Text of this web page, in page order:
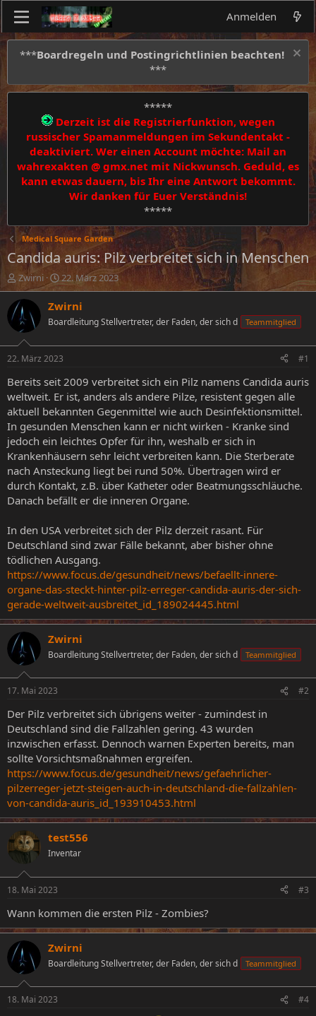
Anmelden
***Boardregeln und Postingrichtlinien beachten!
***
*****
Derzeit ist die Registrierfunktion, wegen
russischer Spamanmeldungen im Sekundentakt -
deaktiviert. Wer einen Account möchte: Mail an
wahrexakten @ gmx.net mit Nickwunsch. Geduld, es
kann etwas dauern, bis Ihr eine Antwort bekommt.
Wir danken für Euer Verständnis!
*****
Medical Square Garden
Candida auris: Pilz verbreitet sich in Menschen
E
r
s
t
e
l
e
r
Zwirni
E
r
s
e
l
t
a
m
22. März 2023
Zwirni
Boardleitung Stellvertreter, der Faden, der sich d Teammitglied
22. März 2023 #1
Bereits seit 2009 verbreitet sich ein Pilz namens Candida auris
weltweit. Er ist, anders als andere Pilze, resistent gegen alle
aktuell bekannten Gegenmittel wie auch Desinfektionsmittel.
In gesunden Menschen kann er nicht wirken - Kranke sind
jedoch ein leichtes Opfer für ihn, weshalb er sich in
Krankenhäusern sehr leicht verbreiten kann. Die Sterberate
nach Ansteckung liegt bei rund 50%. Übertragen wird er
durch Kontakt, z.B. über Katheter oder Beatmungsschläuche.
Danach befällt er die inneren Organe.
In den USA verbreitet sich der Pilz derzeit rasant. Für
Deutschland sind zwar Fälle bekannt, aber bisher ohne
tödlichen Ausgang.
https://www.focus.de/gesundheit/news/befaellt-innere-
organe-das-steckt-hinter-pilz-erreger-candida-auris-der-sich-
gerade-weltweit-ausbreitet_id_189024445.html
Zwirni
Boardleitung Stellvertreter, der Faden, der sich d Teammitglied
17. Mai 2023 #2
Der Pilz verbreitet sich übrigens weiter - zumindest in
Deutschland sind die Fallzahlen gering. 43 wurden
inzwischen erfasst. Dennoch warnen Experten bereits, man
sollte Vorsichtsmaßnahmen ergreifen.
https://www.focus.de/gesundheit/news/gefaehrlicher-
pilzerreger-jetzt-steigen-auch-in-deutschland-die-fallzahlen-
von-candida-auris_id_193910453.html
test556
Inventar
18. Mai 2023 #3
Wann kommen die ersten Pilz - Zombies?
Zwirni
Boardleitung Stellvertreter, der Faden, der sich d Teammitglied
18. Mai 2023 #4